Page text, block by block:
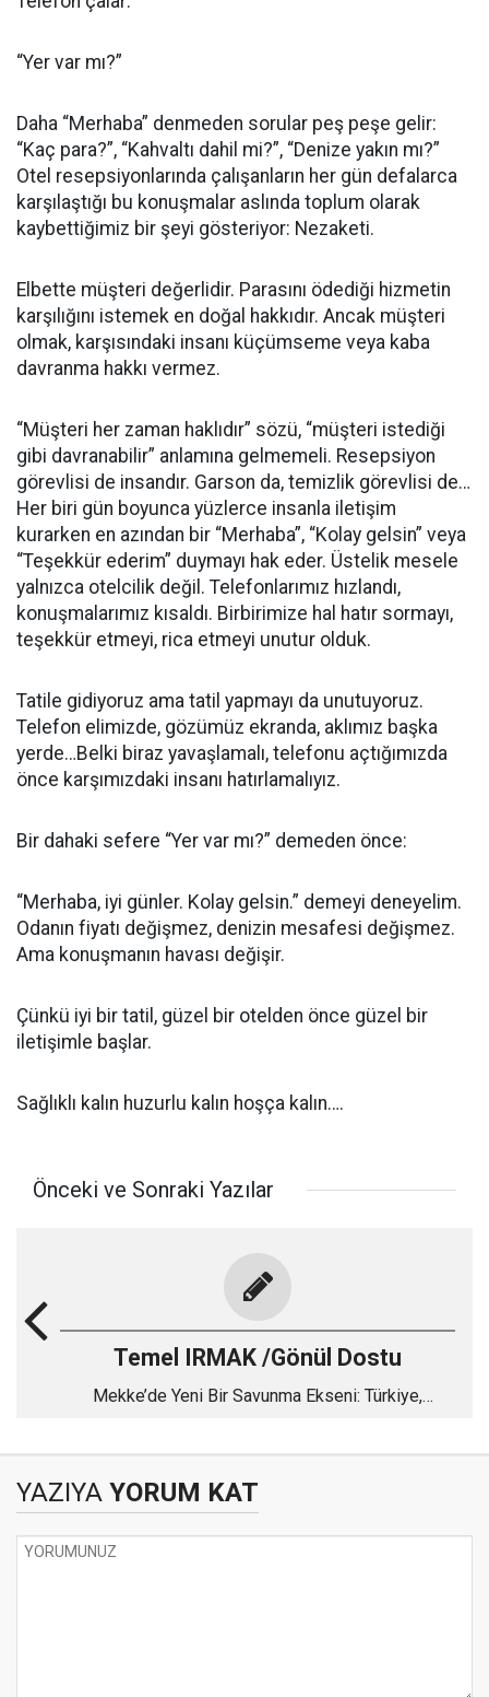
“Yer var mı?”
Daha “Merhaba” denmeden sorular peş peşe gelir:
“Kaç para?”, “Kahvaltı dahil mi?”, “Denize yakın mı?”
Otel resepsiyonlarında çalışanların her gün defalarca
karşılaştığı bu konuşmalar aslında toplum olarak
kaybettiğimiz bir şeyi gösteriyor: Nezaketi.
Elbette müşteri değerlidir. Parasını ödediği hizmetin
karşılığını istemek en doğal hakkıdır. Ancak müşteri
olmak, karşısındaki insanı küçümseme veya kaba
davranma hakkı vermez.
“Müşteri her zaman haklıdır” sözü, “müşteri istediği
gibi davranabilir” anlamına gelmemeli. Resepsiyon
görevlisi de insandır. Garson da, temizlik görevlisi de…
Her biri gün boyunca yüzlerce insanla iletişim
kurarken en azından bir “Merhaba”, “Kolay gelsin” veya
“Teşekkür ederim” duymayı hak eder. Üstelik mesele
yalnızca otelcilik değil. Telefonlarımız hızlandı,
konuşmalarımız kısaldı. Birbirimize hal hatır sormayı,
teşekkür etmeyi, rica etmeyi unutur olduk.
Tatile gidiyoruz ama tatil yapmayı da unutuyoruz.
Telefon elimizde, gözümüz ekranda, aklımız başka
yerde…Belki biraz yavaşlamalı, telefonu açtığımızda
önce karşımızdaki insanı hatırlamalıyız.
Bir dahaki sefere “Yer var mı?” demeden önce:
“Merhaba, iyi günler. Kolay gelsin.” demeyi deneyelim.
Odanın fiyatı değişmez, denizin mesafesi değişmez.
Ama konuşmanın havası değişir.
Çünkü iyi bir tatil, güzel bir otelden önce güzel bir
iletişimle başlar.
Sağlıklı kalın huzurlu kalın hoşça kalın….
Önceki ve Sonraki Yazılar
Temel IRMAK /Gönül Dostu
Mekke’de Yeni Bir Savunma Ekseni: Türkiye,
YAZIYA YORUM KAT